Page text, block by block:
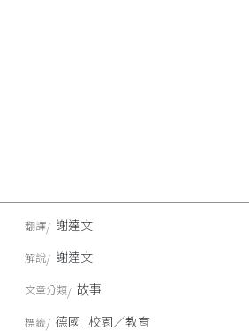
翻譯 謝達文
解說 謝達文
文章分類 故事
標籤 德國 校園／教育